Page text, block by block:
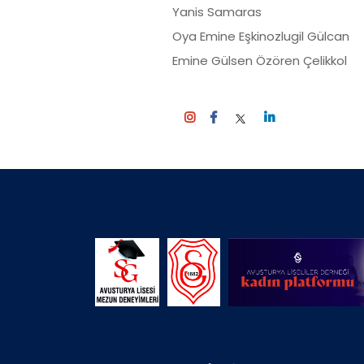
Yanis Samaras
Oya Emine Eşkinozlugil
Emine Gülsen Özören